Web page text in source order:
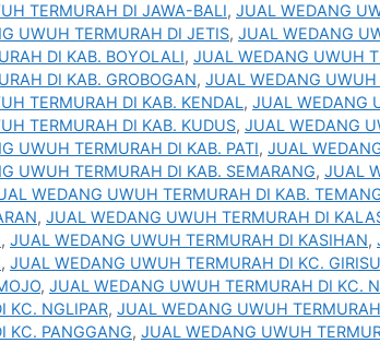
TERMURAH DI JAWA-BALI, JUAL WEDANG
UWUH TERMURAH DI JETIS, JUAL WEDANG
DI KAB. BOYOLALI, JUAL WEDANG UWUH
DI KAB. GROBOGAN, JUAL WEDANG UWUH
TERMURAH DI KAB. KENDAL, JUAL WEDANG
TERMURAH DI KAB. KUDUS, JUAL WEDANG
UWUH TERMURAH DI KAB. PATI, JUAL
UWUH TERMURAH DI KAB. SEMARANG, JUAL
WEDANG UWUH TERMURAH DI KAB.
, JUAL WEDANG UWUH TERMURAH DI
, JUAL WEDANG UWUH TERMURAH DI KASIHAN,
, JUAL WEDANG UWUH TERMURAH DI KC.
, JUAL WEDANG UWUH TERMURAH DI KC.
KC. NGLIPAR, JUAL WEDANG UWUH
KC. PANGGANG, JUAL WEDANG UWUH